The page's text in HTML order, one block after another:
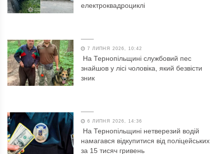
електроквадроциклі
7 ЛИПНЯ 2026, 10:42
На Тернопільщині службовий пес
знайшов у лісі чоловіка, який безвісти
зник
6 ЛИПНЯ 2026, 14:36
На Тернопільщині нетверезий водій
намагався відкупитися від поліцейських
за 15 тисяч гривень